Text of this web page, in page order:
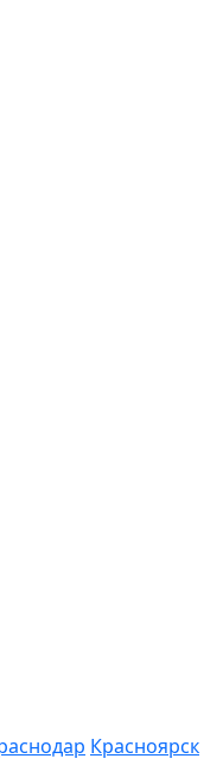
Красноярск